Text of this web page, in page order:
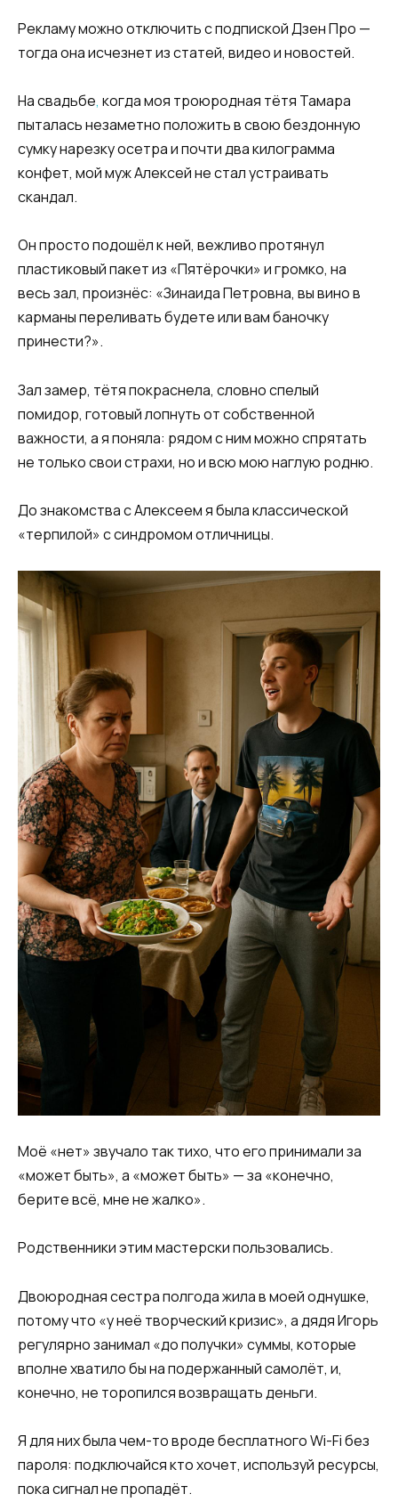
Рекламу можно отключить с подпиской Дзен Про —
тогда она исчезнет из статей, видео и новостей.
На свадьбе, когда моя троюродная тётя Тамара
пыталась незаметно положить в свою бездонную
сумку нарезку осетра и почти два килограмма
конфет, мой муж Алексей не стал устраивать
скандал.
Он просто подошёл к ней, вежливо протянул
пластиковый пакет из «Пятёрочки» и громко, на
весь зал, произнёс: «Зинаида Петровна, вы вино в
карманы переливать будете или вам баночку
принести?».
Зал замер, тётя покраснела, словно спелый
помидор, готовый лопнуть от собственной
важности, а я поняла: рядом с ним можно спрятать
не только свои страхи, но и всю мою наглую родню.
До знакомства с Алексеем я была классической
«терпилой» с синдромом отличницы.
Моё «нет» звучало так тихо, что его принимали за
«может быть», а «может быть» — за «конечно,
берите всё, мне не жалко».
Родственники этим мастерски пользовались.
Двоюродная сестра полгода жила в моей однушке,
потому что «у неё творческий кризис», а дядя Игорь
регулярно занимал «до получки» суммы, которые
вполне хватило бы на подержанный самолёт, и,
конечно, не торопился возвращать деньги.
Я для них была чем-то вроде бесплатного Wi-Fi без
пароля: подключайся кто хочет, используй ресурсы,
пока сигнал не пропадёт.